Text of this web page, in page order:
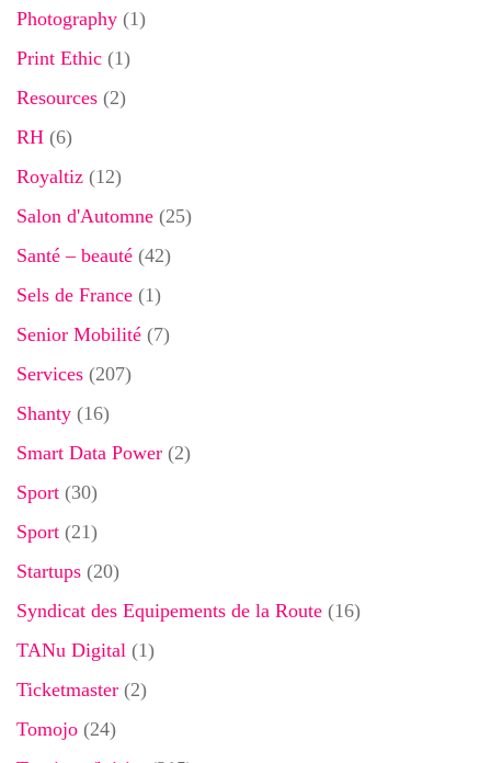
Photography (1)
Print Ethic (1)
Resources (2)
RH (6)
Royaltiz (12)
Salon d'Automne (25)
Santé – beauté (42)
Sels de France (1)
Senior Mobilité (7)
Services (207)
Shanty (16)
Smart Data Power (2)
Sport (30)
Sport (21)
Startups (20)
Syndicat des Equipements de la Route (16)
TANu Digital (1)
Ticketmaster (2)
Tomojo (24)